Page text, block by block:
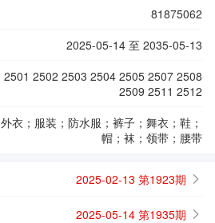
81875062
2025-05-14 至 2035-05-13
2501 2502 2503 2504 2505 2507 2508
2509 2511 2512
外衣；服装；防水服；裤子；舞衣；鞋；
帽；袜；领带；腰带
2025-02-13 第1923期
2025-05-14 第1935期